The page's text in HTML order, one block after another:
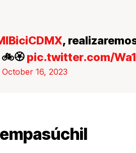
,
🚲🏵️pic.twitter.com/
October 16, 2023